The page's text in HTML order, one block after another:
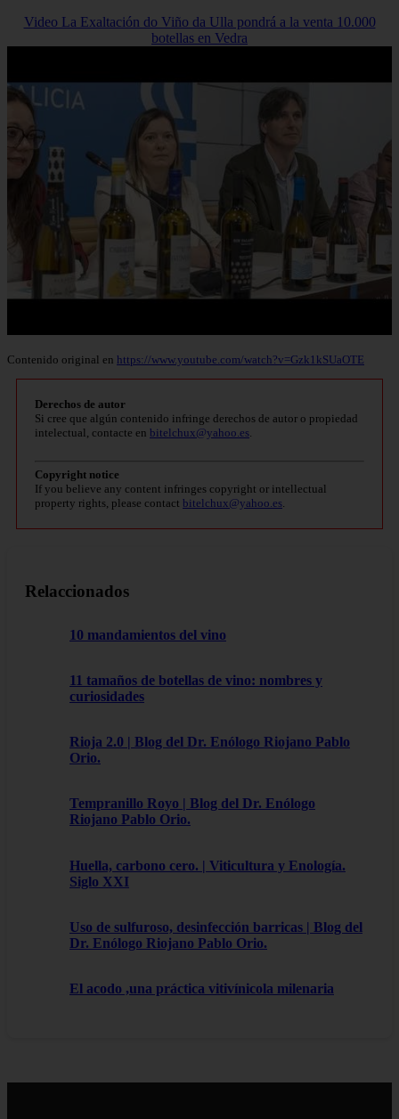
Video La Exaltación do Viño da Ulla pondrá a la venta 10.000
botellas en Vedra
Contenido original en https://www.youtube.com/watch?v=Gzk1kSUaOTE
Derechos de autor
Si cree que algún contenido infringe derechos de autor o propiedad
intelectual, contacte en bitelchux@yahoo.es.
Copyright notice
If you believe any content infringes copyright or intellectual
property rights, please contact bitelchux@yahoo.es.
Relaccionados
10 mandamientos del vino
11 tamaños de botellas de vino: nombres y
curiosidades
Rioja 2.0 | Blog del Dr. Enólogo Riojano Pablo
Orio.
Tempranillo Royo | Blog del Dr. Enólogo
Riojano Pablo Orio.
Huella, carbono cero. | Viticultura y Enología.
Siglo XXI
Uso de sulfuroso, desinfección barricas | Blog del
Dr. Enólogo Riojano Pablo Orio.
El acodo ,una práctica vitivínicola milenaria